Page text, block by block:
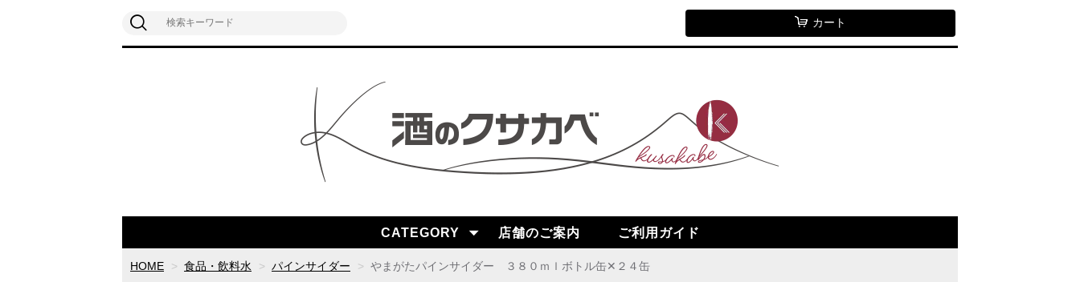
カート
CATEGORY 店舗のご案内 ご利用ガイド
HOME 食品・飲料水 パインサイダー やまがたパインサイダー ３８０ｍｌボトル缶✕２４缶